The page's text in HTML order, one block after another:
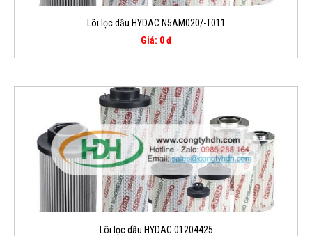
Lõi lọc dầu HYDAC N5AM020/-T011
Giá: 0 đ
Lõi lọc dầu HYDAC 01204425